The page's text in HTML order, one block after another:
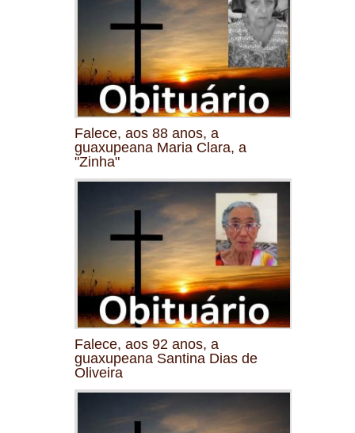
Falece, aos 88 anos, a
guaxupeana Maria Clara, a
"Zinha"
Falece, aos 92 anos, a
guaxupeana Santina Dias de
Oliveira